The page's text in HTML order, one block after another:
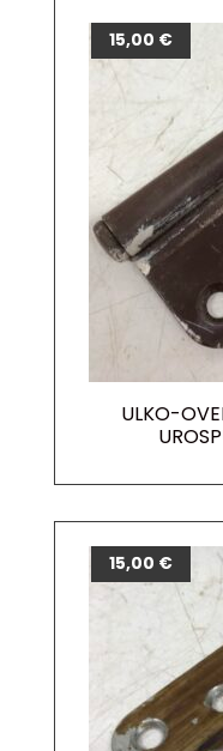
ULKO-
15,00 €
15,00 €